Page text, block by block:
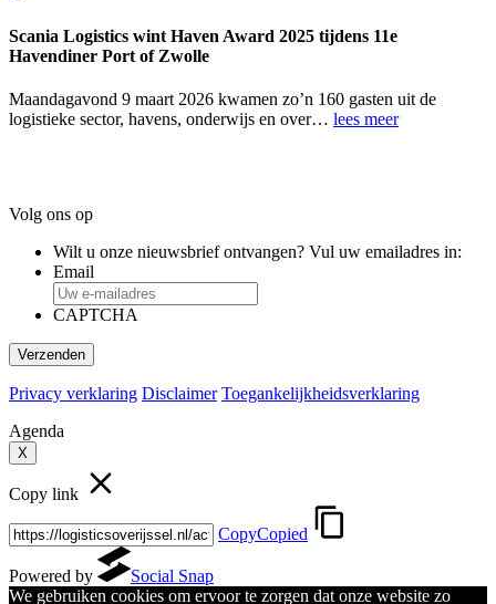
Scania Logistics wint Haven Award 2025 tijdens 11e
Havendiner Port of Zwolle
Maandagavond 9 maart 2026 kwamen zo’n 160 gasten uit de
logistieke sector, havens, onderwijs en over… lees meer
Volg ons op
Wilt u onze nieuwsbrief ontvangen? Vul uw emailadres in:
Email
CAPTCHA
Privacy verklaring Disclaimer Toegankelijkheidsverklaring
Agenda
X
Copy link
CopyCopied
Powered by
Social Snap
We gebruiken cookies om ervoor te zorgen dat onze website zo